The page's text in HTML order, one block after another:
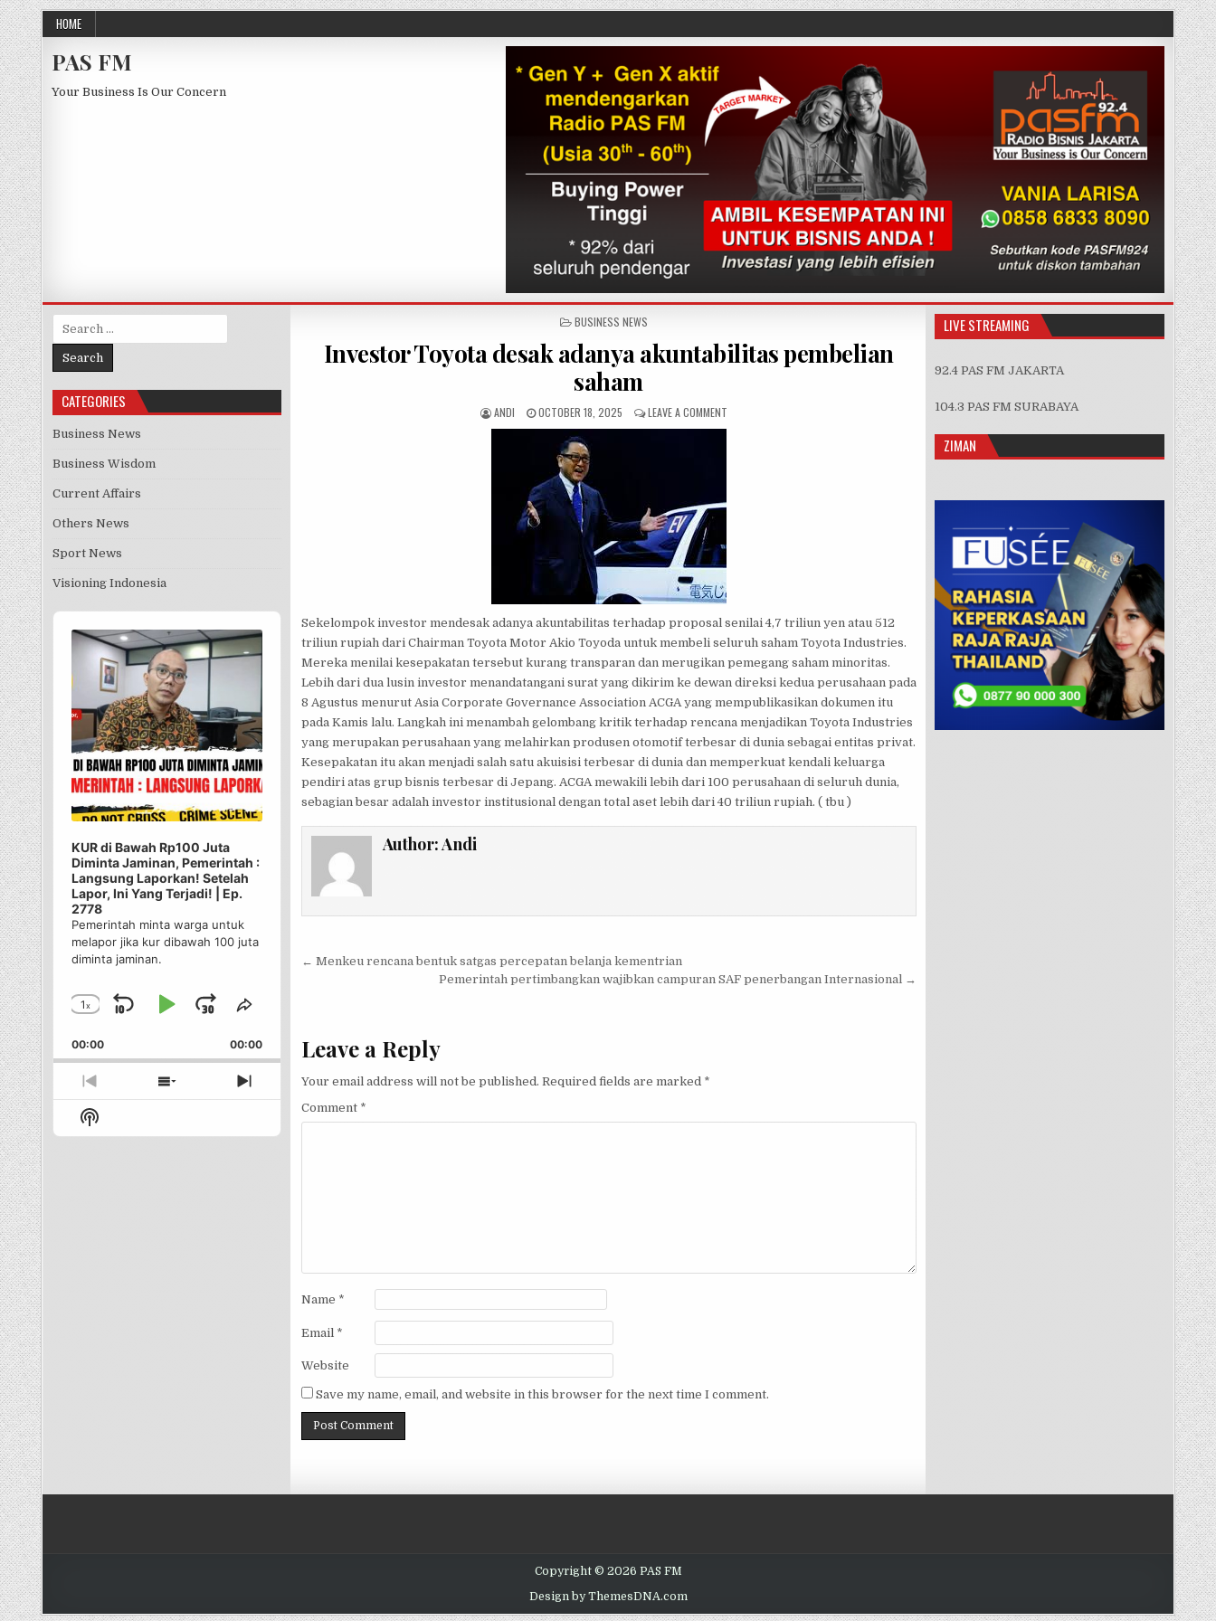
Skip to content
HOME
PAS FM
Your Business Is Our Concern
POSTED IN
BUSINESS NEWS
Investor Toyota desak adanya akuntabilitas pembelian
saham
AUTHOR:
ANDI PUBLISHED DATE:
OCTOBER 18, 2025 LEAVE A COMMENT ON INVESTOR TOYOTA DESAK ADANYA AKUNTABILITAS PEMBELIAN SAHAM
Sekelompok investor mendesak adanya akuntabilitas terhadap proposal senilai 4,7 triliun yen atau 512
triliun rupiah dari Chairman Toyota Motor Akio Toyoda untuk membeli seluruh saham Toyota Industries.
Mereka menilai kesepakatan tersebut kurang transparan dan merugikan pemegang saham minoritas.
Lebih dari dua lusin investor menandatangani surat yang dikirim ke dewan direksi kedua perusahaan pada
8 Agustus menurut Asia Corporate Governance Association ACGA yang mempublikasikan dokumen itu
pada Kamis lalu. Langkah ini menambah gelombang kritik terhadap rencana menjadikan Toyota Industries
yang merupakan perusahaan yang melahirkan produsen otomotif terbesar di dunia sebagai entitas privat.
Kesepakatan itu akan menjadi salah satu akuisisi terbesar di dunia dan memperkuat kendali keluarga
pendiri atas grup bisnis terbesar di Jepang. ACGA mewakili lebih dari 100 perusahaan di seluruh dunia,
sebagian besar adalah investor institusional dengan total aset lebih dari 40 triliun rupiah. ( tbu )
Author:Andi
Post navigation
← Menkeu rencana bentuk satgas percepatan belanja kementrian
Pemerintah pertimbangkan wajibkan campuran SAF penerbangan Internasional →
Leave a Reply
Your email address will not be published. Required fields are marked *
Comment *
Name *
Email *
Website
Save my name, email, and website in this browser for the next time I comment.
Search for:
CATEGORIES
Business News
Business Wisdom
Current Affairs
Others News
Sport News
Visioning Indonesia
Audio
Player
KUR di Bawah Rp100 Juta
Diminta Jaminan, Pemerintah :
Langsung Laporkan! Setelah
Lapor, Ini Yang Terjadi! | Ep.
2778
Pemerintah minta warga untuk
melapor jika kur dibawah 100 juta
diminta jaminan.
Change
Rate
1x
Skip
Backward
Play
Pause
Jump
Forward
Share
Episode
00:00 00:00
Previous
Episode
Show
Episodes
Next
Episode
Show
Podcast
LIVE STREAMING
92.4 PAS FM JAKARTA
104.3 PAS FM SURABAYA
ZIMAN
Copyright © 2026 PAS FM
Design by ThemesDNA.com